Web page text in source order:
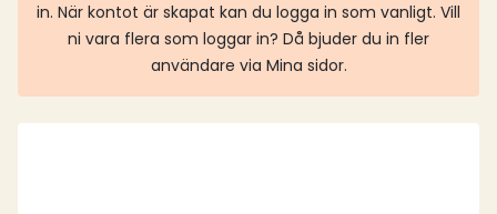
in. När kontot är skapat kan du logga in som vanligt. Vill
ni vara flera som loggar in? Då bjuder du in fler
användare via Mina sidor.